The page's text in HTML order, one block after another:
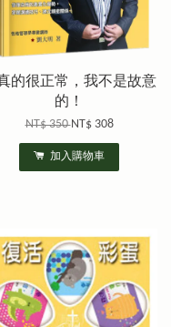
的很正常，我不是故意
的！
NT$ 350NT$ 308
加入購物車